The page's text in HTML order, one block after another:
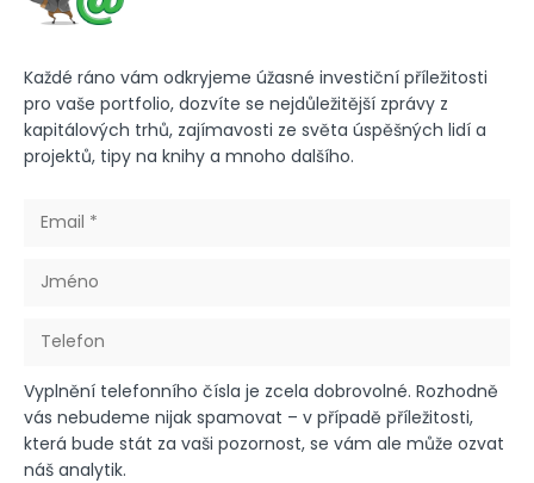
Každé ráno vám odkryjeme úžasné investiční příležitosti
pro vaše portfolio, dozvíte se nejdůležitější zprávy z
kapitálových trhů, zajímavosti ze světa úspěšných lidí a
projektů, tipy na knihy a mnoho dalšího.
Vyplnění telefonního čísla je zcela dobrovolné. Rozhodně
vás nebudeme nijak spamovat – v případě příležitosti,
která bude stát za vaši pozornost, se vám ale může ozvat
náš analytik.